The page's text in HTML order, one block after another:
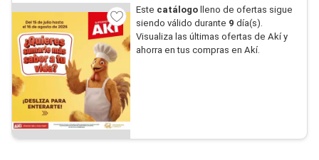
Este catálogo lleno de ofertas sigue
siendo válido durante 9 día(s).
Visualiza las últimas ofertas de Akí y
ahorra en tus compras en Akí.